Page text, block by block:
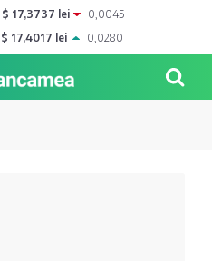
$ 17,3737 lei
0,0045
$ 17,4017 lei 0,0280